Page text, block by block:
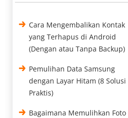
Cara Mengembalikan Kontak
yang Terhapus di Android
(Dengan atau Tanpa Backup)
Pemulihan Data Samsung
dengan Layar Hitam (8 Solusi
Praktis)
Bagaimana Memulihkan Foto